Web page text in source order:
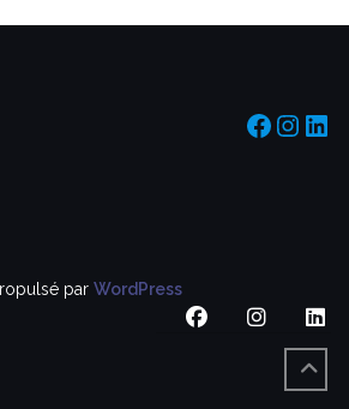
par WordPress